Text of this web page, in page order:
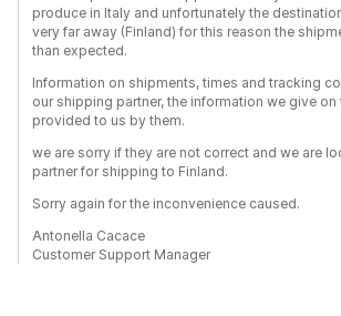
produce in Italy and unfortunately the
very far away (Finland) for this reason the
than expected.
Information on shipments, times and tracking
our shipping partner, the information we give
provided to us by them.
we are sorry if they are not correct and we are
partner for shipping to Finland.
Sorry again for the inconvenience caused.
Antonella Cacace
Customer Support Manager